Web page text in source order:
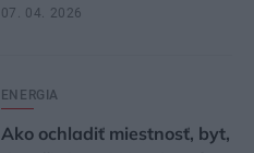
07. 04. 2026
ENERGIA
Ako ochladiť miestnosť, byt,